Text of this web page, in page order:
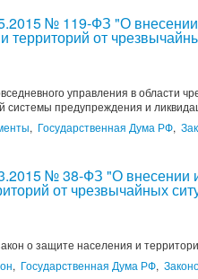
№ 119-ФЗ "О
территорий от
управления в области
системы предупреждения и
, Государственная Дума РФ,
№ 38-ФЗ "О внесении
от чрезвычайных
о защите населения и
, Государственная Дума РФ,